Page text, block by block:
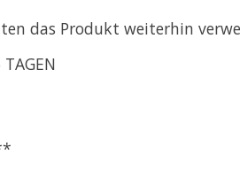
das Produkt weiterhin
TAGEN